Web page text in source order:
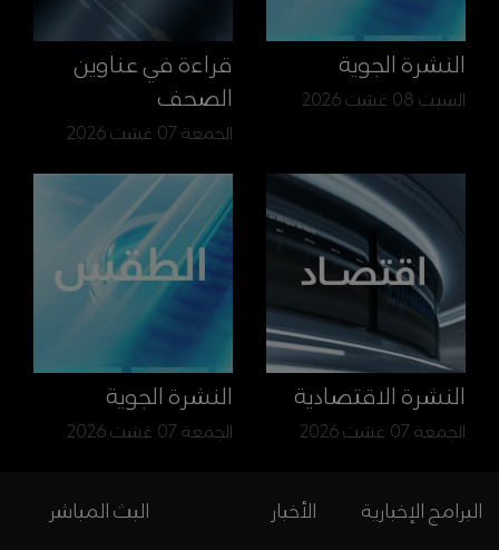
النشرة الجوية
السبت 08 غشت 2026
قراءة في عناوين
الصحف
الجمعة 07 غشت 2026
النشرة الاقتصادية
الجمعة 07 غشت 2026
النشرة الجوية
الجمعة 07 غشت 2026
البث المباشر الأخبار البرامج الإخبارية